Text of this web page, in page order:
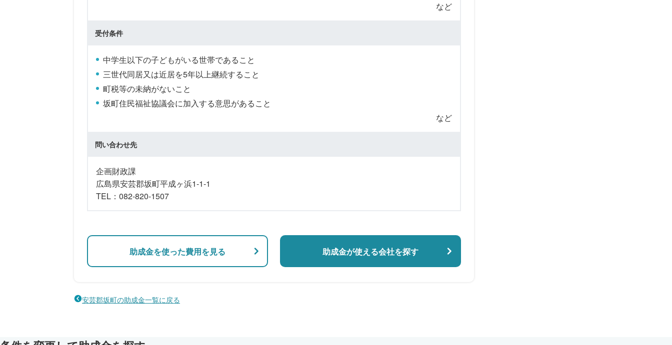
など
受付条件
中学生以下の子どもがいる世帯であること
三世代同居又は近居を5年以上継続すること
町税等の未納がないこと
坂町住民福祉協議会に加入する意思があること
など
問い合わせ先
企画財政課
広島県安芸郡坂町平成ヶ浜1-1-1
TEL：082-820-1507
助成金を使った費用を見る 助成金が使える会社を探す
安芸郡坂町の助成金一覧に戻る